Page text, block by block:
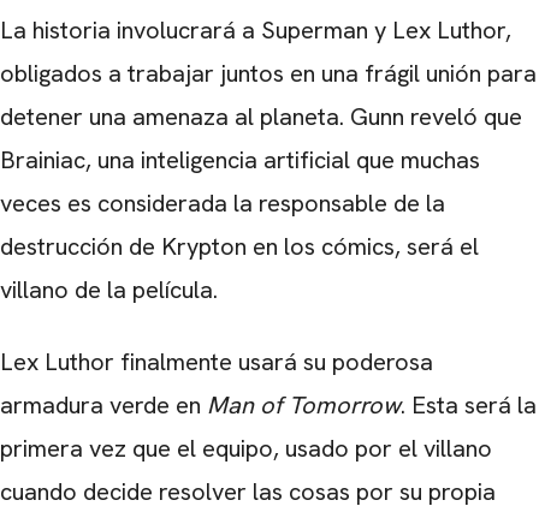
La historia involucrará a Superman y Lex Luthor,
obligados a trabajar juntos en una frágil unión para
detener una amenaza al planeta. Gunn reveló que
Brainiac, una inteligencia artificial que muchas
veces es considerada la responsable de la
destrucción de Krypton en los cómics, será el
villano de la película.
Lex Luthor finalmente usará su poderosa
armadura verde en Man of Tomorrow. Esta será la
primera vez que el equipo, usado por el villano
cuando decide resolver las cosas por su propia